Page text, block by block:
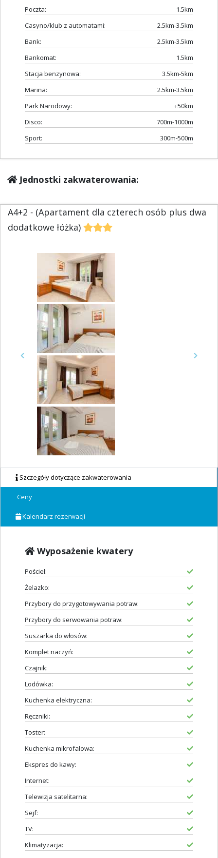
Poczta:
1.5km
Casyno/klub z automatami:
2.5km-3.5km
Bank:
2.5km-3.5km
Bankomat:
1.5km
Stacja benzynowa:
3.5km-5km
Marina:
2.5km-3.5km
Park Narodowy:
+50km
Disco:
700m-1000m
Sport:
300m-500m
Jednostki zakwaterowania:
A4+2 - (Apartament dla czterech osób plus dwa
dodatkowe łóżka)
Previous Next
Szczegóły dotyczące zakwaterowania
Ceny
Kalendarz rezerwacji
Wyposażenie kwatery
Pościel:
Żelazko:
Przybory do przygotowywania potraw:
Przybory do serwowania potraw:
Suszarka do włosów:
Komplet naczyń:
Czajnik:
Lodówka:
Kuchenka elektryczna:
Ręczniki:
Toster:
Kuchenka mikrofalowa:
Ekspres do kawy:
Internet:
Telewizja satelitarna:
Sejf:
TV:
Klimatyzacja: